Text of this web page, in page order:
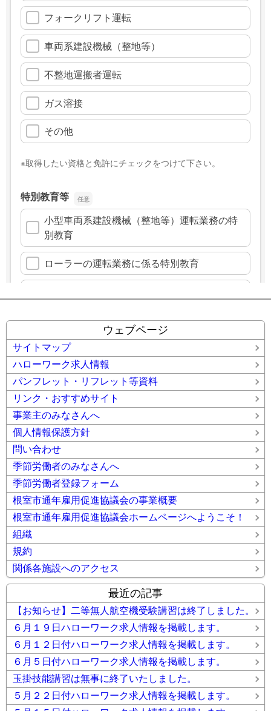
ウェブページ
サイトマップ
ハローワーク求人情報
パンフレット・リフレット等資料
リンク・おすすめサイト
事業主のみなさんへ
個人情報保護方針
問い合わせ
季節労働者のみなさんへ
季節労働者登録フォーム
根室市通年雇用促進協議会の事業概要
根室市通年雇用促進協議会ホームページへようこそ！
組織
規約
関係各施設へのアクセス
最近の記事
【お知らせ】二等無人航空機受験講習は終了しました。
６月１９日ハローワーク求人情報を掲載します。
６月１２日付ハローワーク求人情報を掲載します。
６月５日付ハローワーク求人情報を掲載します。
玉掛技能講習は無事に終了いたしました。
５月２２日付ハローワーク求人情報を掲載します。